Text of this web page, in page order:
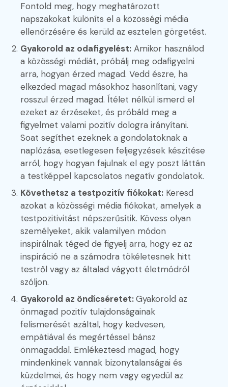
Fontold meg, hogy meghatározott
napszakokat különíts el a közösségi média
ellenőrzésére és kerüld az esztelen görgetést.
Gyakorold az odafigyelést: Amikor használod
a közösségi médiát, próbálj meg odafigyelni
arra, hogyan érzed magad. Vedd észre, ha
elkezded magad másokhoz hasonlítani, vagy
rosszul érzed magad. Ítélet nélkül ismerd el
ezeket az érzéseket, és próbáld meg a
figyelmet valami pozitív dologra irányítani.
Soat segíthet ezeknek a gondolatoknak a
naplózása, esetlegesen feljegyzések készítése
arról, hogy hogyan fajulnak el egy poszt láttán
a testképpel kapcsolatos negatív gondolatok.
Követhetsz a testpozitív fiókokat: Keresd
azokat a közösségi média fiókokat, amelyek a
testpozitivitást népszerűsítik. Kövess olyan
személyeket, akik valamilyen módon
inspirálnak téged de figyelj arra, hogy ez az
inspiráció ne a számodra tökéletesnek hitt
testről vagy az általad vágyott életmódról
szóljon.
Gyakorold az öndícséretet:Gyakorold az
önmagad pozitív tulajdonságainak
felismerését azáltal, hogy kedvesen,
empátiával és megértéssel bánsz
önmagaddal. Emlékeztesd magad, hogy
mindenkinek vannak bizonytalanságai és
küzdelmei, és hogy nem vagy egyedül az